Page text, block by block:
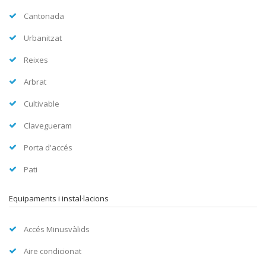
Cantonada
Urbanitzat
Reixes
Arbrat
Cultivable
Clavegueram
Porta d'accés
Pati
Equipaments i instal·lacions
Accés Minusvàlids
Aire condicionat